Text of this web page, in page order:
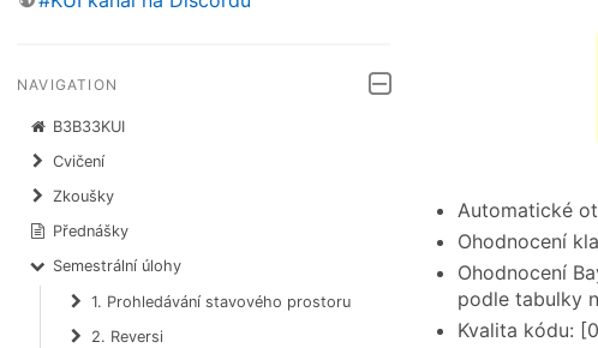
NAVIGATION
B3B33KUI
Cvičení
Zkoušky
Přednášky
Semestrální úlohy
1. Prohledávání stavového prostoru
2. Reversi
Automatické
Ohodnocení
Ohodnocení
podle tabulky
Kvalita kódu: